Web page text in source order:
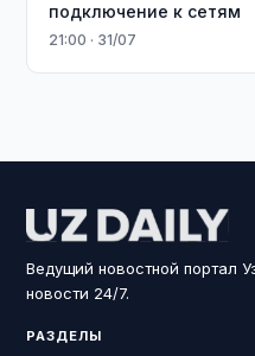
подключение к сетям
21:00 · 31/07
Ведущий новостной портал
новости 24/7.
РАЗДЕЛЫ